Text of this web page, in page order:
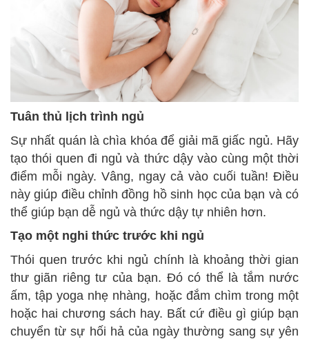
Tuân thủ lịch trình ngủ
Sự nhất quán là chìa khóa để giải mã giấc ngủ. Hãy
tạo thói quen đi ngủ và thức dậy vào cùng một thời
điểm mỗi ngày. Vâng, ngay cả vào cuối tuần! Điều
này giúp điều chỉnh đồng hồ sinh học của bạn và có
thể giúp bạn dễ ngủ và thức dậy tự nhiên hơn.
Tạo một nghi thức trước khi ngủ
Thói quen trước khi ngủ chính là khoảng thời gian
thư giãn riêng tư của bạn. Đó có thể là tắm nước
ấm, tập yoga nhẹ nhàng, hoặc đắm chìm trong một
hoặc hai chương sách hay. Bất cứ điều gì giúp bạn
chuyển từ sự hối hả của ngày thường sang sự yên